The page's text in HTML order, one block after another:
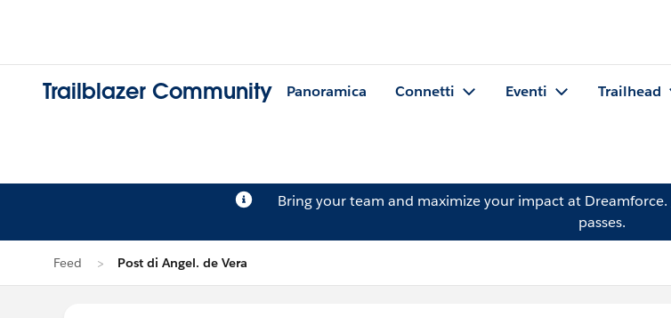
Trailblazer Community Panoramica Connetti Eventi Trailhead
Bring your team and maximize your impact at Dreamforce.
passes.
Feed Post di Angel. de Vera